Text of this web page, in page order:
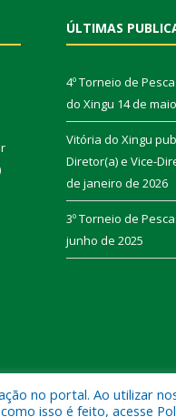
ÚLTIMAS
4º Torneio de
do Xingu 14 de
Vitória do Xingu
Diretor(a) e Vice-
de janeiro de 2026
3º Torneio de
junho de 2025
de Vitória do Xingu.
no portal. Ao utilizar
isso é feito, acesse